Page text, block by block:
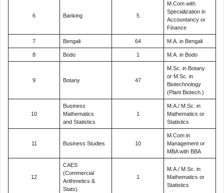
6 Banking 5
M.Com with
Specialization in
Accountancy or
Finance
7 Bengali 64 M.A. in Bengali
8 Bodo 1 M.A. in Bodo
9 Botany 47
M.Sc. in Botany
or M.Sc. in
Biotechnology
(Plant Biotech.)
10
Business
Mathematics
and Statistics
1
M.A./ M.Sc. in
Mathematics or
Statistics
11 Business Studies 10
M.Com in
Management or
MBA with BBA
12
CAES
(Commercial
Arithmetics &
Stats)
1
M.A./ M.Sc. in
Mathematics or
Statistics